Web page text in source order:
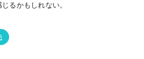
るかもしれない。